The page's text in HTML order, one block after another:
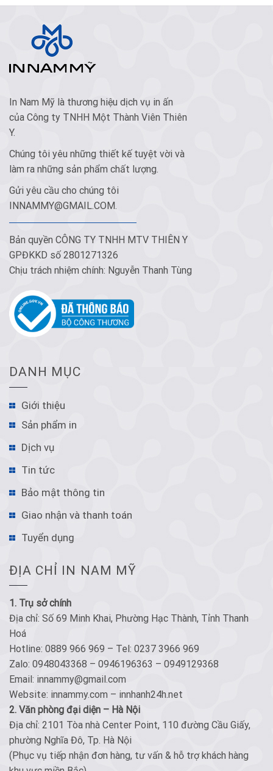
In Nam Mỹ là thương hiệu dịch vụ in ấn
của Công ty TNHH Một Thành Viên Thiên
Y.
Chúng tôi yêu những thiết kế tuyệt vời và
làm ra những sản phẩm chất lượng.
Gửi yêu cầu cho chúng tôi
INNAMMY@GMAIL.COM
Bản quyền CÔNG TY TNHH MTV THIÊN Y
GPĐKKD số 2801271326
Chịu trách nhiệm chính: Nguyễn Thanh Tùng
DANH MỤC
Giới thiệu
Sản phẩm in
Dịch vụ
Tin tức
Bảo mật thông tin
Giao nhận và thanh toán
Tuyển dụng
ĐỊA CHỈ IN NAM MỸ
1. Trụ sở chính
Địa chỉ: Số 69 Minh Khai, Phường Hạc Thành, Tỉnh Thanh
Hoá
Hotline: 0889 966 969 – Tel: 0237 3966 969
Zalo: 0948043368 – 0946196363 – 0949129368
Email: innammy@gmail.com
Website: innammy.com – innhanh24h.net
2. Văn phòng đại diện – Hà Nội
Địa chỉ: 2101 Tòa nhà Center Point, 110 đường Cầu Giấy,
phường Nghĩa Đô, Tp. Hà Nội
(Phục vụ tiếp nhận đơn hàng, tư vấn & hỗ trợ khách hàng